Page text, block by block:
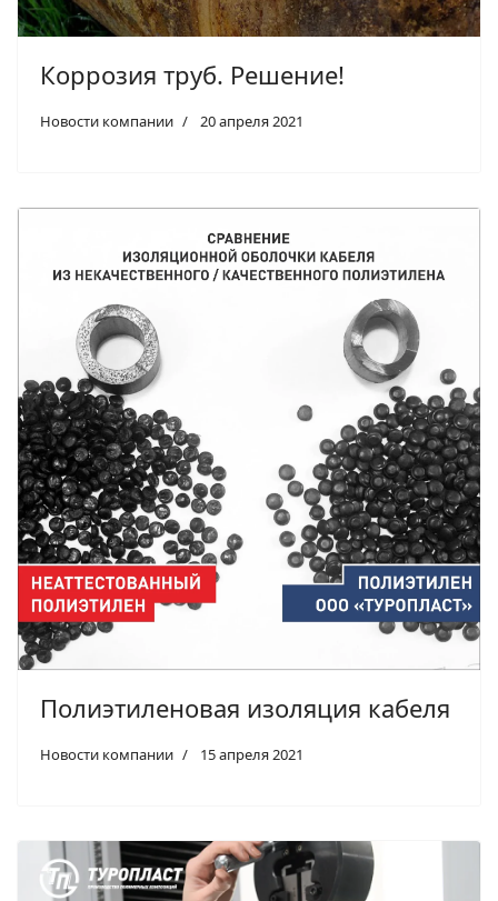
Коррозия труб. Решение!
Новости компании 20 апреля 2021
Полиэтиленовая изоляция кабеля
Новости компании 15 апреля 2021